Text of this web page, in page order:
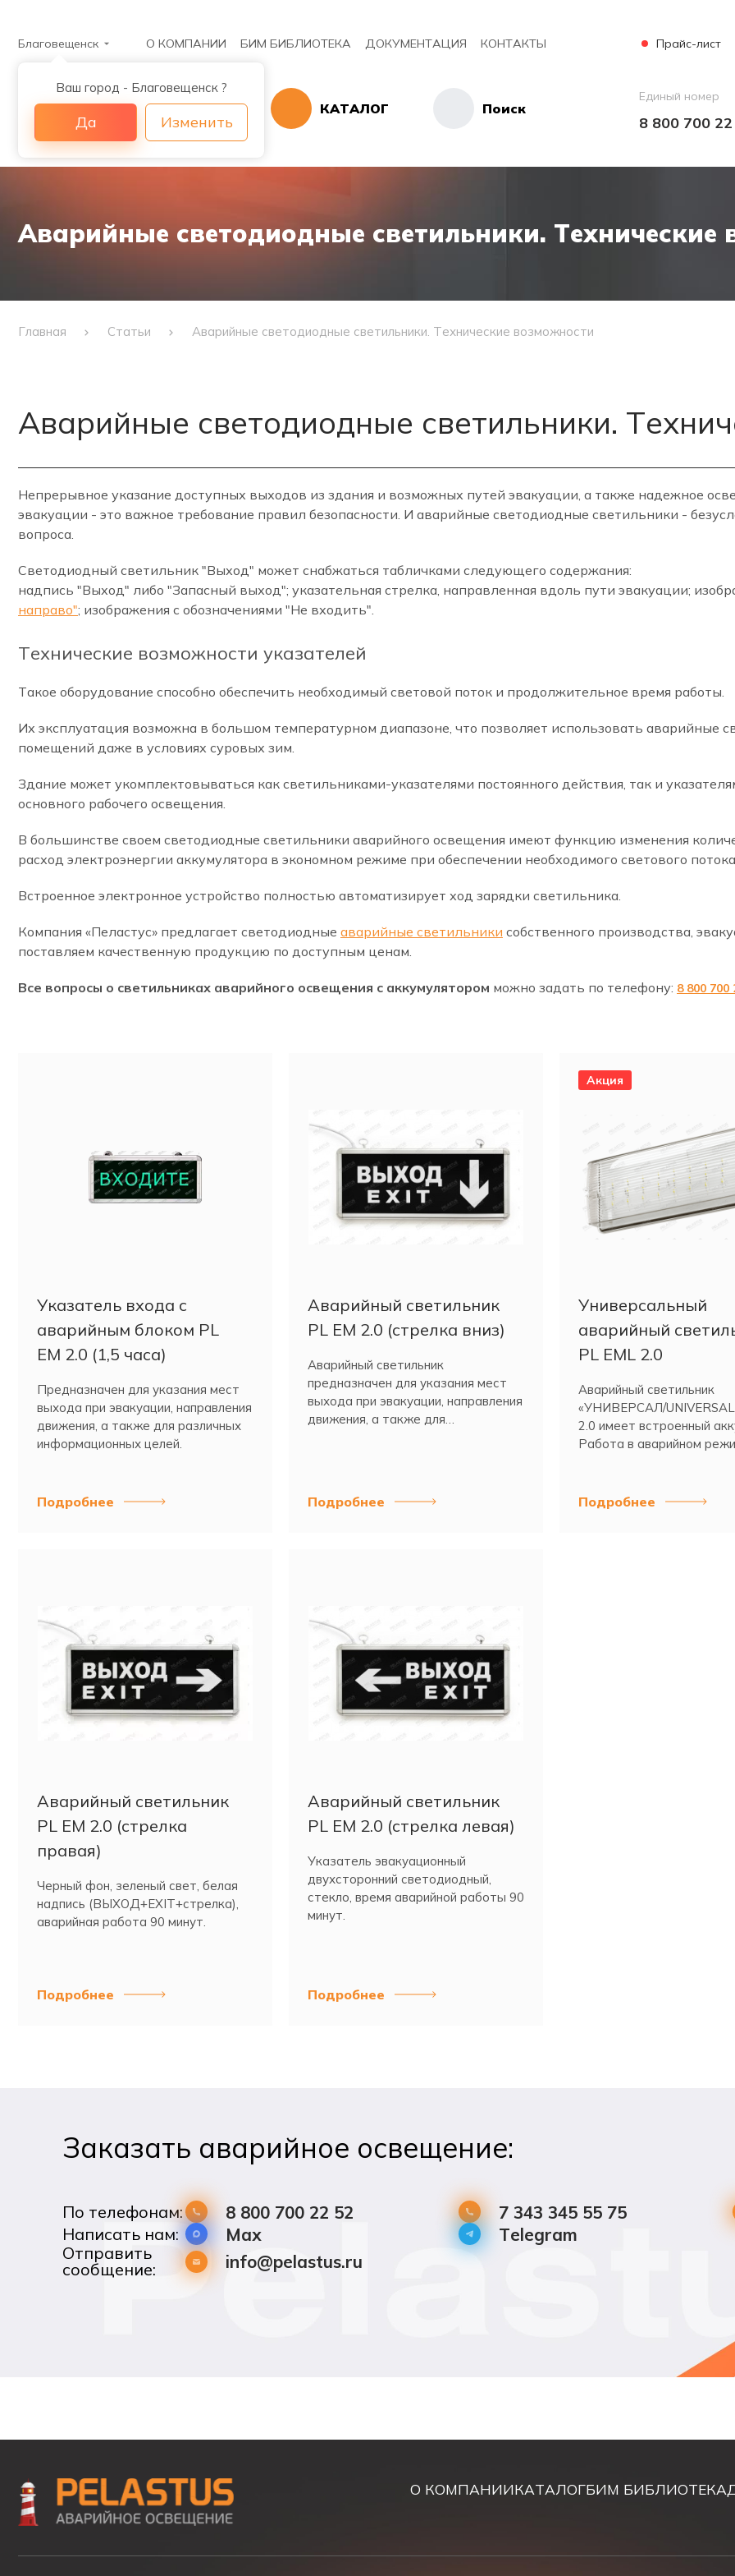
Благовещенск
Ваш город - Благовещенск ?
Да Изменить
О КОМПАНИИ БИМ БИБЛИОТЕКА ДОКУМЕНТАЦИЯ КОНТАКТЫ Прайс-лист
КАТАЛОГ Поиск
Единый номер
8 800 700
Аварийные светодиодные светильники. Технические
Главная Статьи Аварийные светодиодные светильники. Технические возможности
Аварийные светодиодные светильники.
Непрерывное указание доступных выходов из здания и возможных путей эвакуации, а также надежное
эвакуации - это важное требование правил безопасности. И аварийные светодиодные светильники -
вопроса.
Светодиодный светильник "Выход" может снабжаться табличками следующего содержания:
надпись "Выход" либо "Запасный выход"; указательная стрелка, направленная вдоль пути эвакуации;
направо"; изображения с обозначениями "Не входить".
Технические возможности указателей
Такое оборудование способно обеспечить необходимый световой поток и продолжительное время работы.
Их эксплуатация возможна в большом температурном диапазоне, что позволяет использовать аварийные
помещений даже в условиях суровых зим.
Здание может укомплектовываться как светильниками-указателями постоянного действия, так и
основного рабочего освещения.
В большинстве своем светодиодные светильники аварийного освещения имеют функцию изменения
расход электроэнергии аккумулятора в экономном режиме при обеспечении необходимого светового
Встроенное электронное устройство полностью автоматизирует ход зарядки светильника.
Компания «Пеластус» предлагает светодиодные аварийные светильники собственного производства,
поставляем качественную продукцию по доступным ценам.
Все вопросы о светильниках аварийного освещения с аккумулятором можно задать по телефону: 8 800 700
Указатель входа c
аварийным блоком PL
EM 2.0 (1,5 часа)
Предназначен для указания мест
выхода при эвакуации, направления
движения, а также для различных
информационных целей.
Подробнее
Аварийный светильник
PL EM 2.0 (стрелка вниз)
Аварийный светильник
предназначен для указания мест
выхода при эвакуации, направления
движения, а также для
Подробнее
Акция
Универсальный
аварийный
PL EML 2.0
Аварийный светильник
«УНИВЕРСАЛ/
2.0 имеет встроенный
Работа в аварийном
Подробнее
Аварийный светильник
PL EM 2.0 (стрелка
правая)
Черный фон, зеленый свет, белая
надпись (ВЫХОД+EXIT+стрелка),
аварийная работа 90 минут.
Подробнее
Аварийный светильник
PL EM 2.0 (стрелка левая)
Указатель эвакуационный
двухсторонний светодиодный,
стекло, время аварийной работы 90
минут.
Подробнее
Заказать аварийное освещение:
По телефонам: 8 800 700 22 52 7 343 345 55 75
Написать нам: Max Telegram
Отправить
сообщение:
info@pelastus.ru
О КОМПАНИИКАТАЛОГБИМ БИБЛИОТЕКА